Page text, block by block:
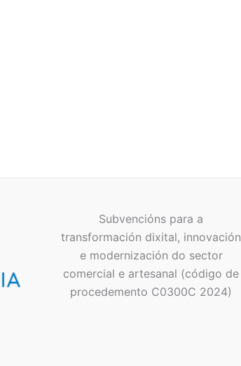
Subvencións para a
transformación dixital, innovación
e modernización do sector
comercial e artesanal (código de
procedemento C0300C 2024)